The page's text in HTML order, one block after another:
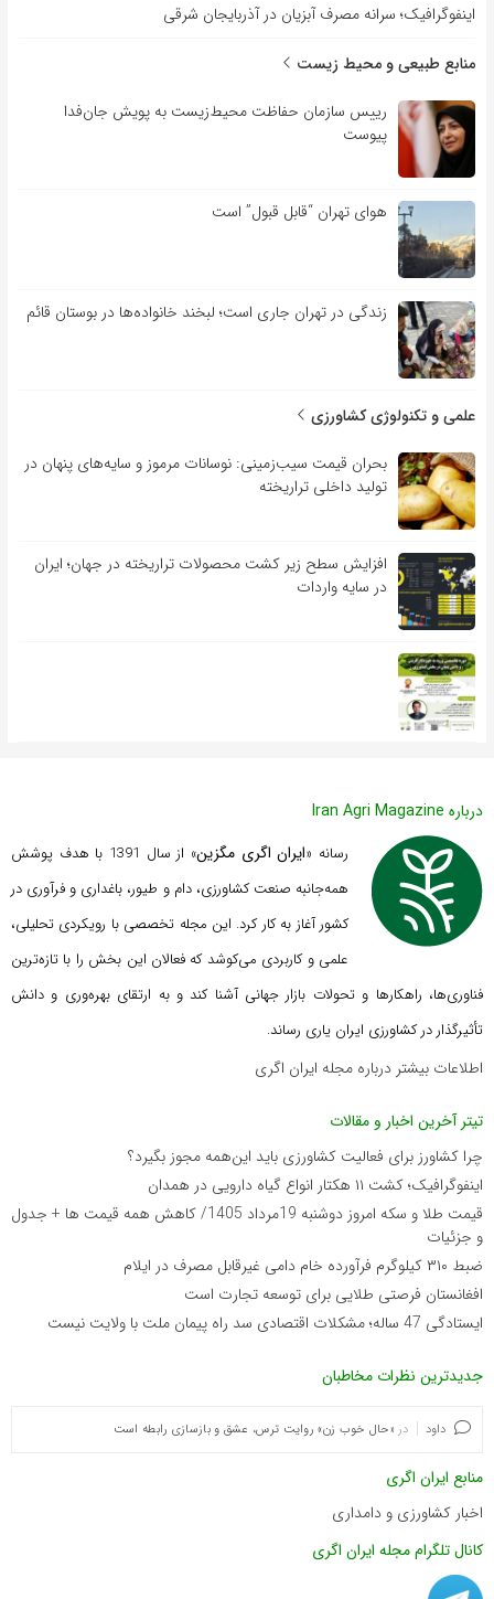
اینفوگرافیک؛ سرانه مصرف آبزیان در آذربایجان شرقی
منابع طبیعی و محیط زیست
رییس سازمان حفاظت محیط‌زیست به پویش جان‌فدا
پیوست
هوای تهران “قابل قبول” است
زندگی در تهران جاری است؛ لبخند خانواده‌ها در بوستان قائم
علمی و تکنولوژی کشاورزی
بحران قیمت سیب‌زمینی: نوسانات مرموز و سایه‌های پنهان در
تولید داخلی تراریخته
افزایش سطح زیر کشت محصولات تراریخته در جهان؛ ایران
در سایه واردات
درباره Iran Agri Magazine
رسانه «ایران اگری مگزین
» از سال 1391 با هدف پوشش
همه‌جانبه صنعت کشاورزی، دام و طیور، باغداری و فرآوری در
کشور آغاز به کار کرد. این مجله تخصصی با رویکردی تحلیلی،
علمی و کاربردی می‌کوشد که فعالان این بخش را با تازه‌ترین
فناوری‌ها، راهکارها و تحولات بازار جهانی آشنا کند و به ارتقای بهره‌وری و دانش
تأثیرگذار در کشاورزی ایران یاری رساند.
اطلاعات بیشتر درباره مجله ایران اگری
تیتر آخرین اخبار و مقالات
چرا کشاورز برای فعالیت کشاورزی باید این‌همه مجوز بگیرد؟
اینفوگرافیک؛ کشت ۱۱ هکتار انواع گیاه دارویی در همدان
قیمت طلا و سکه امروز دوشنبه 19مرداد 1405/ کاهش همه قیمت ها + جدول
و جزئیات
ضبط ۳۱۰ کیلوگرم فرآورده خام دامی غیرقابل مصرف در ایلام
افغانستان فرصتی طلایی برای توسعه تجارت است
ایستادگی 47 ساله؛ مشکلات اقتصادی سد راه پیمان ملت با ولایت نیست
جدیدترین نظرات مخاطبان
داود در «حال خوب زن» روایت ترس، عشق و بازسازی رابطه است
منابع ایران اگری
اخبار کشاورزی و دامداری
کانال تلگرام مجله ایران اگری